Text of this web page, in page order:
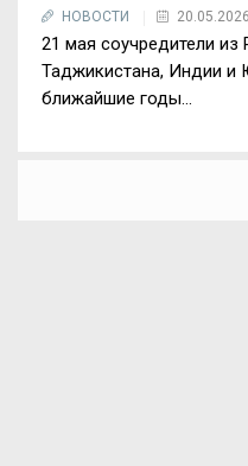
НОВОСТИ
21 мая соучредители из
Таджикистана, Индии и
ближайшие годы...